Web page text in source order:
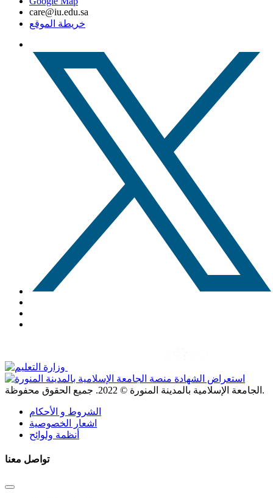
care@iu.edu.sa
خريطة الموقع
الجامعة الإسلامية بالمدينة المنورة © 2022 . جميع الحقوق محفوظة.
الشروط و الأحكام
اشعار الخصوصية
أنظمة ولوائح
تواصل معنا